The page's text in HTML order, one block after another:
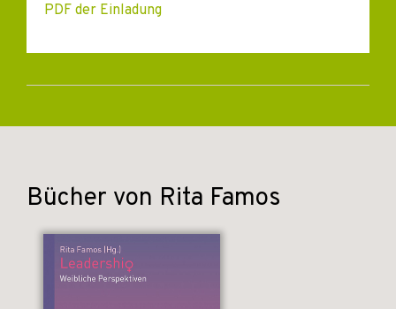
PDF der Einladung
Bücher von Rita Famos